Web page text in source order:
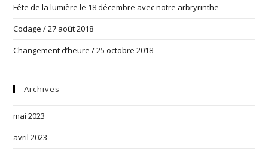
Fête de la lumière le 18 décembre avec notre arbryrinthe
Codage / 27 août 2018
Changement d’heure / 25 octobre 2018
Archives
mai 2023
avril 2023